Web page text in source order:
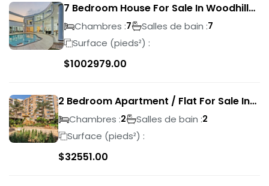
7 Bedroom House For Sale In Woodhill
Golf Estate
Chambres :7 Salles de bain :7
Surface (pieds²) :
$1002979.00
2 Bedroom Apartment / Flat For Sale In
Pretoria Central
Chambres :2 Salles de bain :2
Surface (pieds²) :
$32551.00